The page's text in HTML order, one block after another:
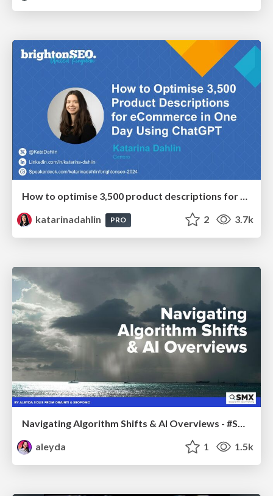
How to optimise 3,500 product descriptions for ecommerce in one day using ChatGPT
katarinadahlin
PRO 2 3.7k
Navigating Algorithm Shifts & AI Overviews - #SMXNext
aleyda
1 1.5k